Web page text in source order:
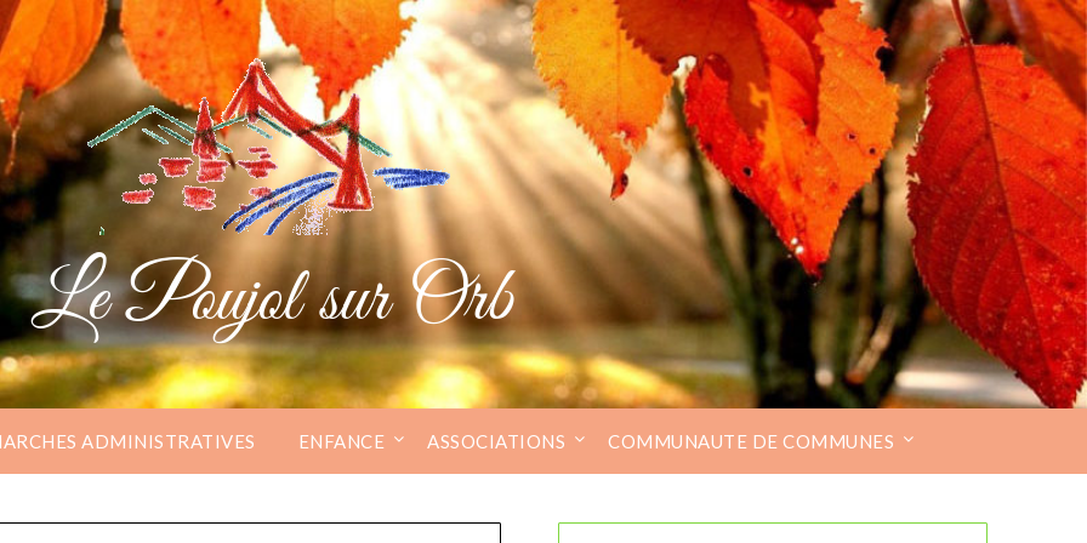
Le Poujol sur Orb
ADMINISTRATIVES ENFANCE ASSOCIATIONS COMMUNAUTE DE COMMUNES